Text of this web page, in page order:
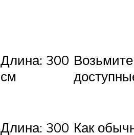
Длина: 300
см
Возьмите
Длина: 300 Как